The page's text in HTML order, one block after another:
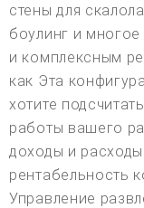
стены для
боулинг и многое
и комплексным
как Эта
хотите
работы вашего
доходы и
рентабельность
Управление